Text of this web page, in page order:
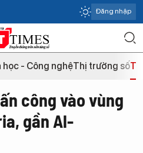
Đăng nhập
học - Công nghệThị trường số
công vào vùng
gần Al-